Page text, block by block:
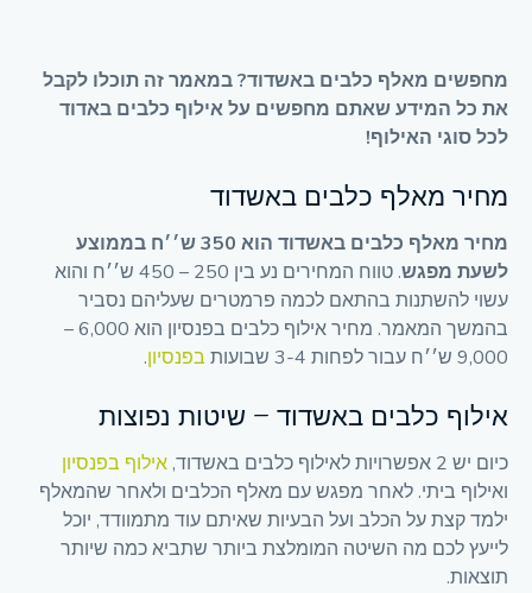
מחפשים מאלף כלבים באשדוד? במאמר זה תוכלו לקבל
את כל המידע שאתם מחפשים על אילוף כלבים באדוד
לכל סוגי האילוף!
מחיר מאלף כלבים באשדוד
מחיר מאלף כלבים באשדוד הוא 350 ש׳׳ח בממוצע
לשעת מפגש
. טווח המחירים נע בין 250 – 450 ש׳׳ח והוא
עשוי להשתנות בהתאם לכמה פרמטרים שעליהם נסביר
בהמשך המאמר. מחיר אילוף כלבים בפנסיון הוא 6,000 –
9,000 ש׳׳ח עבור לפחות 3-4 שבועות
בפנסיון.
אילוף כלבים באשדוד – שיטות נפוצות
כיום יש 2 אפשרויות לאילוף כלבים באשדוד,
אילוף בפנסיון
ואילוף ביתי. לאחר מפגש עם מאלף הכלבים ולאחר שהמאלף
ילמד קצת על הכלב ועל הבעיות שאיתם עוד מתמוודד, יוכל
לייעץ לכם מה השיטה המומלצת ביותר שתביא כמה שיותר
תוצאות.